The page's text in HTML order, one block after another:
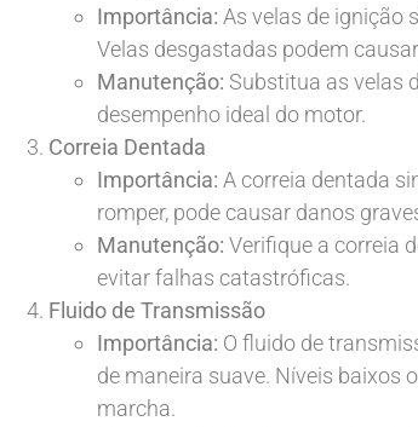
Importância: As velas de ignição
Velas desgastadas podem
Manutenção: Substitua as velas
desempenho ideal do motor.
Correia Dentada
Importância: A correia dentada
romper, pode causar danos
Manutenção: Verifique a correia
evitar falhas catastróficas.
Fluido de Transmissão
Importância: O fluido de
de maneira suave. Níveis baixos
marcha.